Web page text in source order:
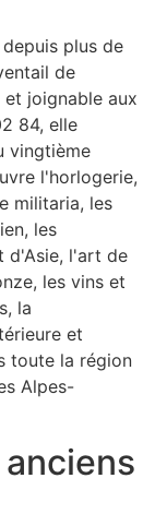
plus de
de
joignable aux
84, elle
vingtième
l'horlogerie,
militaria, les
les
d'Asie, l'art de
les vins et
la
et
toute la région
Alpes-